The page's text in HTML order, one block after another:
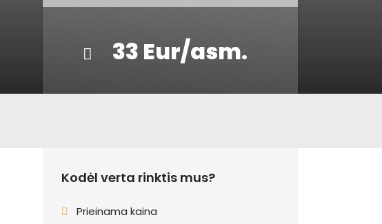
33 Eur/asm.
Kodėl verta rinktis mus?
Prieinama kaina